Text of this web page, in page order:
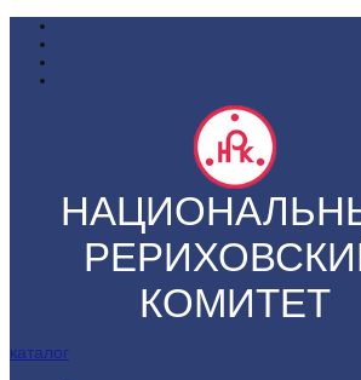
КОМИТЕТ
каталог